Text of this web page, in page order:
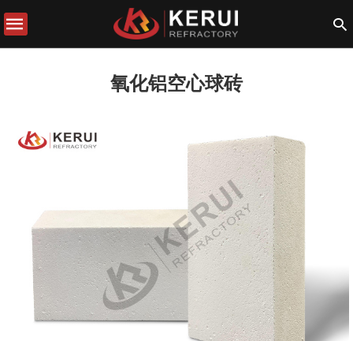
氧化铝空心球砖